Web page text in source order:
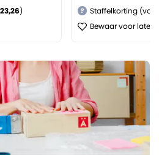
)
?
Staffelkorting
Bewaar voor later